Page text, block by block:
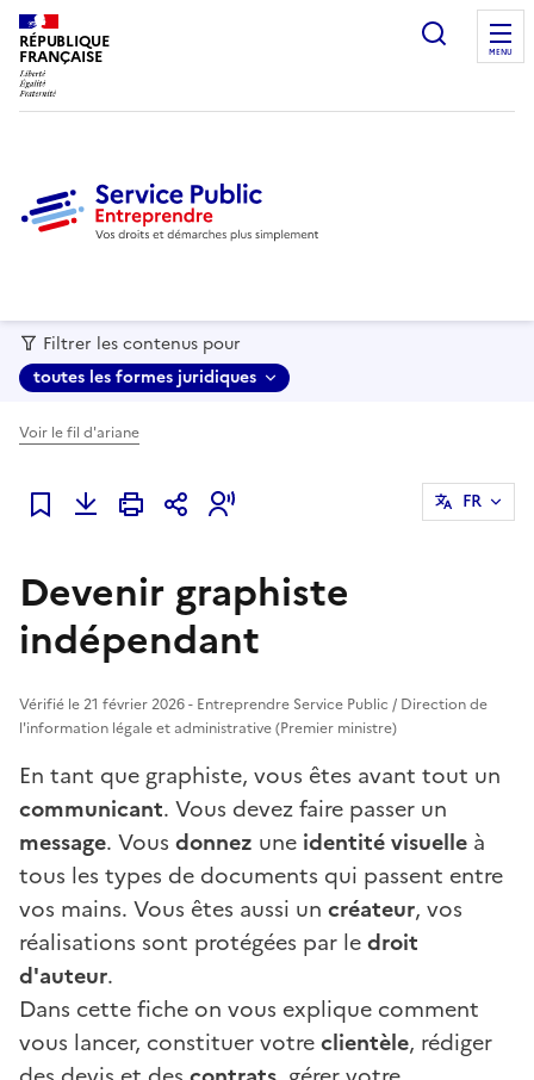
RÉPUBLIQUE
FRANÇAISE MENU
Filtrer les contenus pour
toutes les formes juridiques
Voir le fil d'ariane
Ajouter à mes favoris
FR
Devenir graphiste
indépendant
Vérifié le 21 février 2026 - Entreprendre Service Public / Direction de
l'information légale et administrative (Premier ministre)
En tant que graphiste, vous êtes avant tout un
communicant. Vous devez faire passer un
message. Vous donnez une identité visuelle à
tous les types de documents qui passent entre
vos mains. Vous êtes aussi un créateur, vos
réalisations sont protégées par ledroit
d'auteur.
Dans cette fiche on vous explique comment
vous lancer, constituer votreclientèle, rédiger